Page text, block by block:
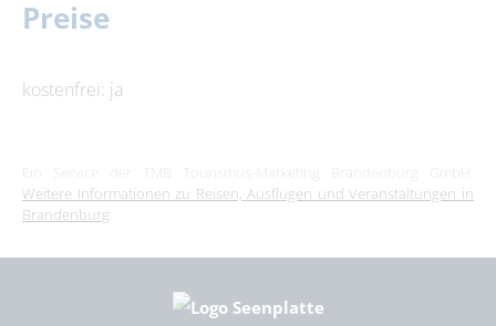
Preise
kostenfrei: ja
Weitere Informationen zu Reisen, Ausflügen und Veranstaltungen in
Brandenburg